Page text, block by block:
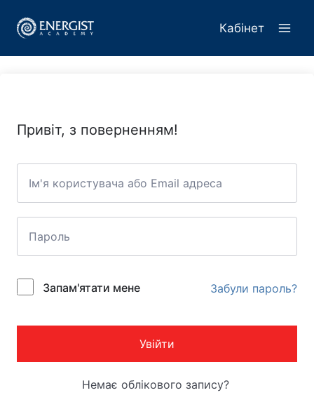
Кабінет
Привіт, з поверненням!
Запам'ятати мене Забули пароль?
Увійти
Немає облікового запису?